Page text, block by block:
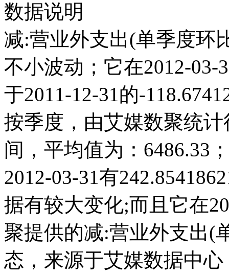
数据说明
减:营业外支出(单季度环
不小波动；它在2012-03-
于2011-12-31的-
按季度，由艾媒数聚统计
间，平均值为：6486.33
2012-03-31有
据有较大变化;而且它在
聚提供的减:营业外支出(
态，来源于艾媒数据中